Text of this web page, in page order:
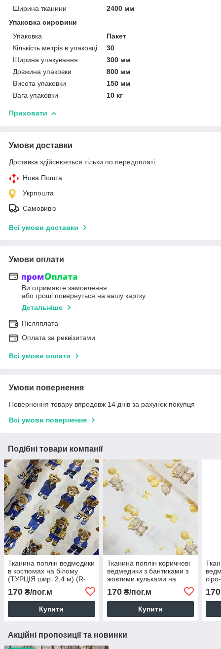
Ширина тканини
2400 мм
Упаковка сировини
Упаковка
Пакет
Кількість метрів в упаковці
30
Ширина упакування
300 мм
Довжина упаковки
800 мм
Висота упаковки
150 мм
Вага упаковки
10 кг
Приховати
Умови доставки
Доставка здійснюється тільки по передоплаті.
Нова Пошта
Укрпошта
Самовивіз
Всі умови доставки
Умови оплати
Ви отримаєте замовлення
або гроші повернуться на вашу картку
Детальніше
Післяплата
Оплата за реквізитами
Всі умови оплати
Умови повернення
Повернення товару впродовж 14 днів за рахунок покупця
Всі умови повернення
Подібні товари компанії
Тканина поплін ведмедики
в костюмах на білому
(ТУРЦІЯ шир. 2,4 м) (R-
170 ₴/пог.м
Купити
Тканина поплін коричневі
ведмедики з бантиками з
жовтими кульками на
білому (ТУРЦІЯ шир. 2,4
м) (R-FR-0867)
170₴/пог.м
Купити
2,4
170
Акційні пропозиції та новинки